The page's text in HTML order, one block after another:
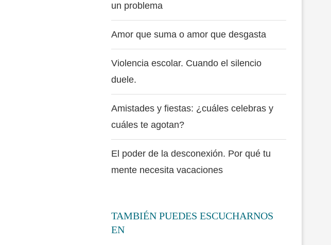
un problema
Amor que suma o amor que desgasta
Violencia escolar. Cuando el silencio
duele.
Amistades y fiestas: ¿cuáles celebras y
cuáles te agotan?
El poder de la desconexión. Por qué tu
mente necesita vacaciones
TAMBIÉN PUEDES ESCUCHARNOS
EN